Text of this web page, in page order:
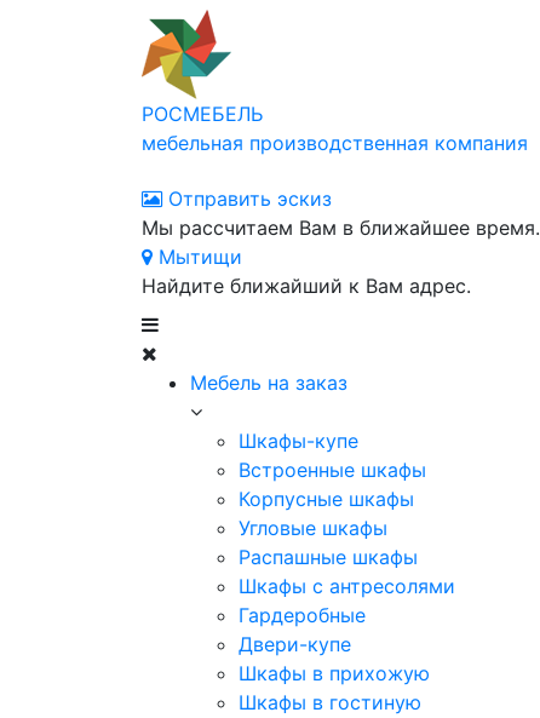
РОСМЕБЕЛЬ
мебельная производственная компания
Отправить эскиз
Мы рассчитаем Вам в ближайшее время.
Мытищи
Найдите ближайший к Вам адрес.
Мебель на заказ
Шкафы-купе
Встроенные шкафы
Корпусные шкафы
Угловые шкафы
Распашные шкафы
Шкафы с антресолями
Гардеробные
Двери-купе
Шкафы в прихожую
Шкафы в гостиную